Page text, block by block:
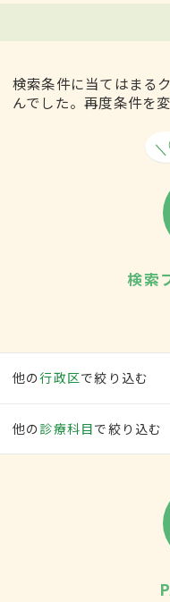
検索条件に当てはまる
んでした。再度条件を
検索
他の行政区で絞り込む
他の 診療科目で絞り込む